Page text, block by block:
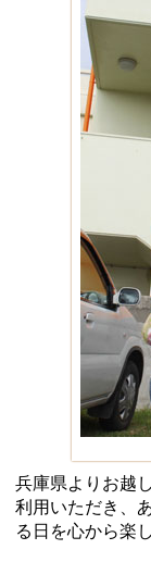
兵庫県よりお越
利用いただき、
る日を心から楽